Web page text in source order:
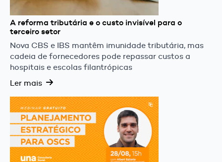
A reforma tributária e o custo invisível para o
terceiro setor
Nova CBS e IBS mantêm imunidade tributária, mas
cadeia de fornecedores pode repassar custos a
hospitais e escolas filantrópicas
Ler mais